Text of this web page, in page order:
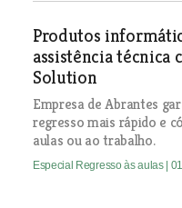
Produtos
assistência técnica
Solution
Empresa de Abrantes
regresso mais rápido e
aulas ou ao trabalho.
Especial Regresso às aulas |